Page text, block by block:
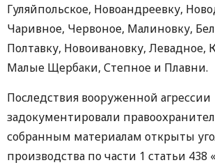
Гуляйпольское, Новоандреевку,
Чаривное, Червоное, Малиновку,
Полтавку, Новоивановку, Левадное,
Малые Щербаки, Степное и Плавни.
Последствия вооруженной агрессии
задокументировали
собранным материалам открыты
производства по части 1 статьи